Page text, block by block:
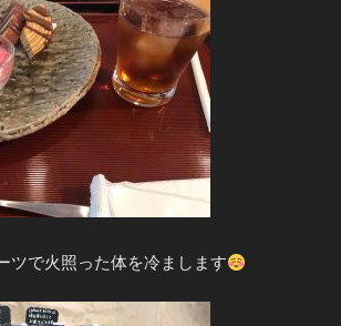
ツで火照った体を冷まします